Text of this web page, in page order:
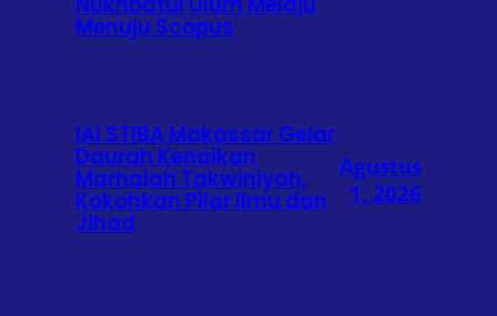
Menuju Scopus
IAI STIBA Makassar Gelar
Daurah Kenaikan
Marhalah Takwiniyah,
Kokohkan Pilar Ilmu dan
Jihad
Agustus
1, 2026